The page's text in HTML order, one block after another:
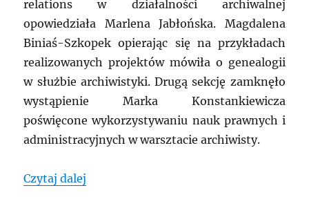
relations w działalności archiwalnej
opowiedziała Marlena Jabłońska. Magdalena
Biniaś-Szkopek opierając się na przykładach
realizowanych projektów mówiła o genealogii
w służbie archiwistyki. Drugą sekcję zamknęło
wystąpienie Marka Konstankiewicza
poświęcone wykorzystywaniu nauk prawnych i
administracyjnych w warsztacie archiwisty.
Czytaj dalej